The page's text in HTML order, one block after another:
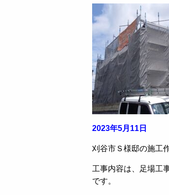
2023年5月11日
刈谷市Ｓ様邸の施工
工事内容は、足場工
です。